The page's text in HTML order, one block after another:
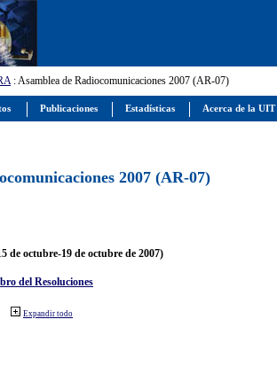
: Asamblea de Radiocomunicaciones 2007 (AR-07)
2007 (AR-07)
de octubre-19 de octubre de 2007)
del Resoluciones
Expandir todo
Publicaciones Estadísticas Acerca de la UIT